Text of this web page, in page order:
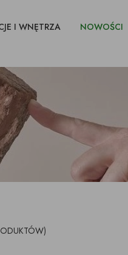
IMPREGNATY
I WNĘTRZA NOWOŚCI